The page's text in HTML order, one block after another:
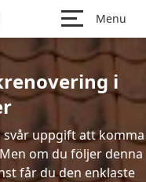
Menu
i
svår uppgift att komma
om du följer denna
får du den enklaste